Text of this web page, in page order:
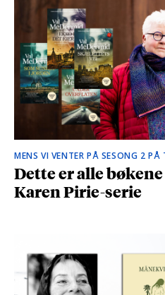
MENS VI VENTER PÅ SESONG 2 PÅ
Dette er alle
Karen Pirie-serie